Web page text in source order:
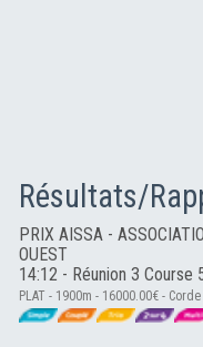
PRIX AISSA -
OUEST
14:12 - Réunion 3 Course
PLAT - 1900m - 16000.00€ -